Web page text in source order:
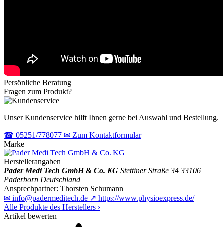
Persönliche Beratung
Fragen zum Produkt?
Unser Kundenservice hilft Ihnen gerne bei Auswahl und Bestellung.
☎ 05251/778077 ✉ Zum Kontaktformular
Marke
Herstellerangaben
Pader Medi Tech GmbH & Co. KG Stettiner Straße 34 33106
Paderborn Deutschland
Ansprechpartner: Thorsten Schumann
✉ info@padermeditech.de ↗ https://www.physioexpress.de/
Alle Produkte des Herstellers ›
Artikel bewerten